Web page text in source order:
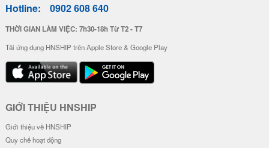
Hotline: 0902 608 640
THỜI GIAN LÀM VIỆC: 7h30-18h Từ T2 - T7
Tải ứng dụng HNSHIP trên Apple Store & Google Play
GIỚI THIỆU HNSHIP
Giới thiệu về HNSHIP
Quy chế hoạt động